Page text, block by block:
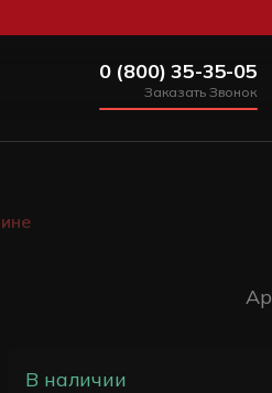
0 (800) 35-35-05
Заказать Звонок
В наличии